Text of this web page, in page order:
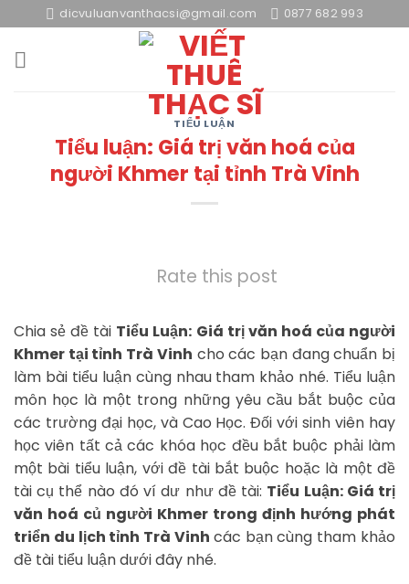
to
content
dicvuluanvanthacsi@gmail.com 0877 682 993
TIỂU LUẬN
Tiểu luận: Giá trị văn hoá của
người Khmer tại tỉnh Trà Vinh
Rate this post
Chia sẻ đề tài Tiểu Luận: Giá trị văn hoá của người
Khmer tại tỉnh Trà Vinh cho các bạn đang chuẩn bị
làm bài tiểu luận cùng nhau tham khảo nhé. Tiểu luận
môn học là một trong những yêu cầu bắt buộc của
các trường đại học, và Cao Học. Đối với sinh viên hay
học viên tất cả các khóa học đều bắt buộc phải làm
một bài tiểu luận, với đề tài bắt buộc hoặc là một đề
tài cụ thể nào đó ví dư như đề tài: Tiểu Luận: Giá trị
văn hoá củ người Khmer trong định hướng phát
triển du lịch tỉnh Trà Vinh các bạn cùng tham khảo
đề tài tiểu luận dưới đây nhé.